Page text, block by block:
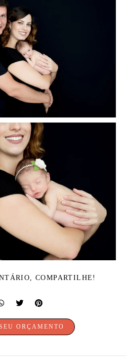
COMPARTILHE!
ORÇAMENTO